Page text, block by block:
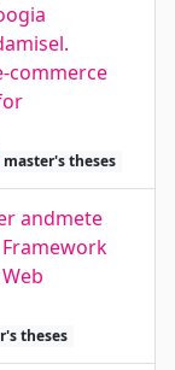
commerce
master's theses
andmete
theses